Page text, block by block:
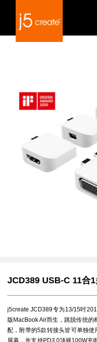
JCD389 USB-C 11合
j5create JCD389专为13/15吋
版MacBook Air而生，跳脱传统
配，附带的5款转接头皆可单独